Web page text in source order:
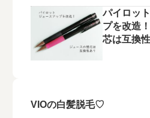
パイロッ
プを改造
芯は互換
VIOの白髪脱毛♡